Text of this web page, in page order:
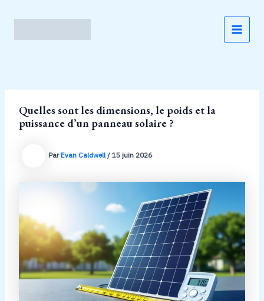
Quelles sont les dimensions, le poids et la
puissance d’un panneau solaire ?
ParEvan Caldwell / 15 juin 2026